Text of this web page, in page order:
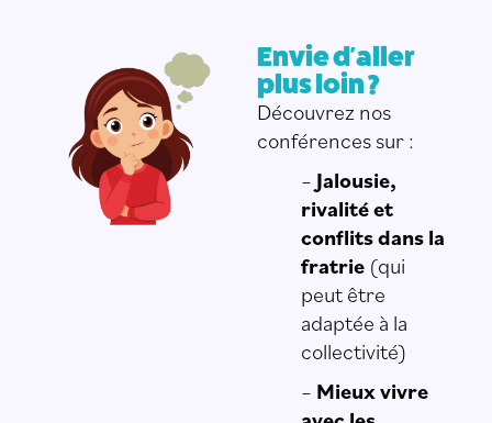
Envie d'aller
plus loin ?
Découvrez nos
conférences sur :
– Jalousie,
rivalité et
conflits dans la
fratrie (qui
peut être
adaptée à la
collectivité)
– Mieux vivre